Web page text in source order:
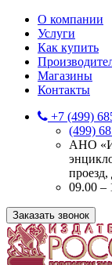
О компании
Услуги
Как купить
Магазины
Контакты
+7 (499)
(499)
АНО
09.00 –
Заказать звонок